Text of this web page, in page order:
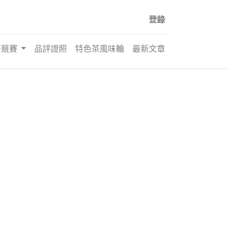
登錄
賽 品評證照 特色茶風味輪 最新文章